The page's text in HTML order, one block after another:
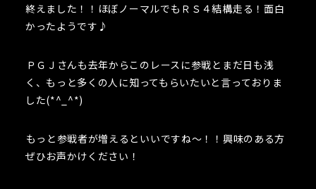
終えました！！ほぼノーマルでもＲＳ４結構走る！面白
かったようです♪
ＰＧＪさんも去年からこのレースに参戦とまだ日も浅
く、もっと多くの人に知ってもらいたいと言っておりま
した(*^_^*)
もっと参戦者が増えるといいですね～！！興味のある方
ぜひお声かけください！